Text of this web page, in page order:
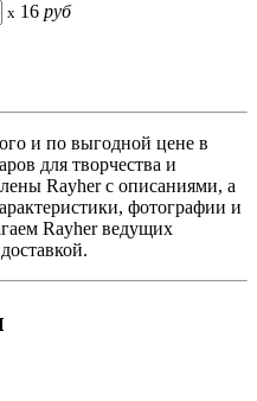
x 16 руб
и по выгодной цене в
для творчества и
Rayher с описаниями, а
фотографии и
Rayher ведущих